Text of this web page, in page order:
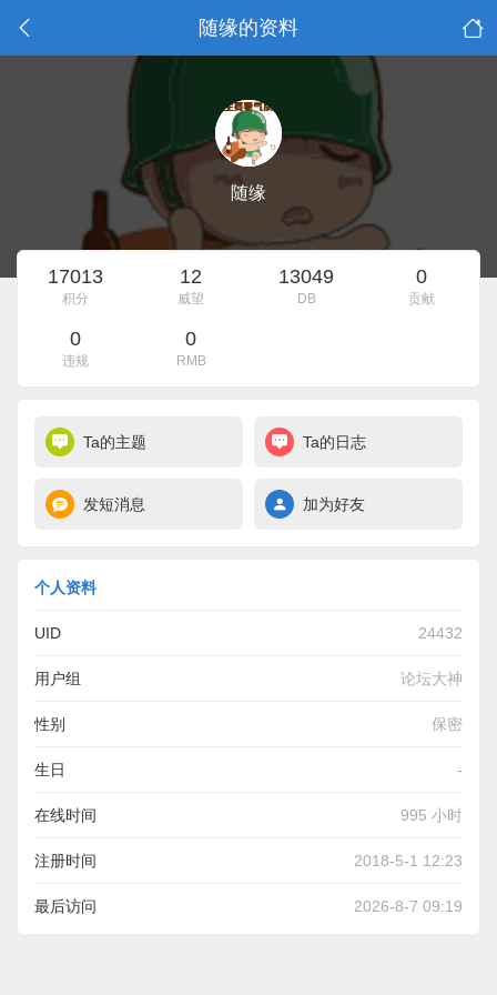
随缘的资料
随缘
17013
积分
12
威望
13049
DB
0
贡献
0
违规
0
RMB
Ta的主题 Ta的日志
发短消息 加为好友
个人资料
UID 24432
用户组 论坛大神
性别 保密
生日 -
在线时间 995 小时
注册时间 2018-5-1 12:23
最后访问 2026-8-7 09:19